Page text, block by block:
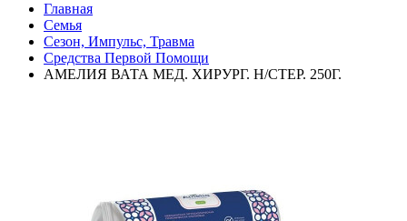
Главная
Семья
Сезон, Импульс, Травма
Средства Первой Помощи
АМЕЛИЯ ВАТА МЕД. ХИРУРГ. Н/СТЕР. 250Г.